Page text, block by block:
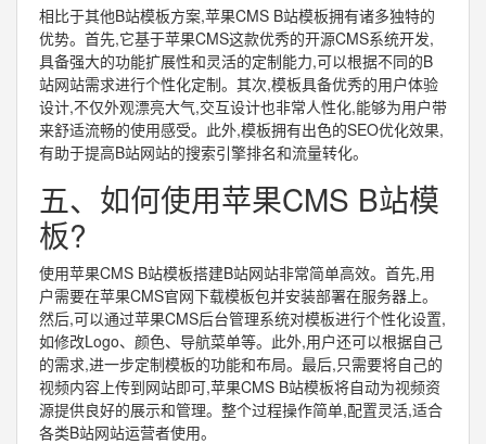
相比于其他B站模板方案,苹果CMS B站模板拥有诸多独特的
优势。首先,它基于苹果CMS这款优秀的开源CMS系统开发,
具备强大的功能扩展性和灵活的定制能力,可以根据不同的B
站网站需求进行个性化定制。其次,模板具备优秀的用户体验
设计,不仅外观漂亮大气,交互设计也非常人性化,能够为用户带
来舒适流畅的使用感受。此外,模板拥有出色的SEO优化效果,
有助于提高B站网站的搜索引擎排名和流量转化。
五、如何使用苹果CMS B站模
板?
使用苹果CMS B站模板搭建B站网站非常简单高效。首先,用
户需要在苹果CMS官网下载模板包并安装部署在服务器上。
然后,可以通过苹果CMS后台管理系统对模板进行个性化设置,
如修改Logo、颜色、导航菜单等。此外,用户还可以根据自己
的需求,进一步定制模板的功能和布局。最后,只需要将自己的
视频内容上传到网站即可,苹果CMS B站模板将自动为视频资
源提供良好的展示和管理。整个过程操作简单,配置灵活,适合
各类B站网站运营者使用。